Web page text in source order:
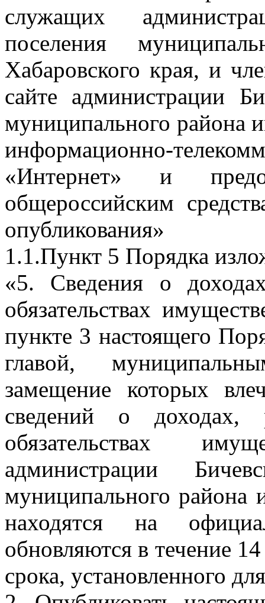
служащих
поселения
Хабаровского края, и
сайте администрации
муниципального района
информационно-
«Интернет» и
общероссийским
опубликования»
1.1.Пункт 5 Порядка
«5. Сведения о
обязательствах
пункте 3 настоящего
главой,
замещение которых
сведений о
обязательствах
администрации
муниципального района
находятся на
обновляются в течение
срока, установленного